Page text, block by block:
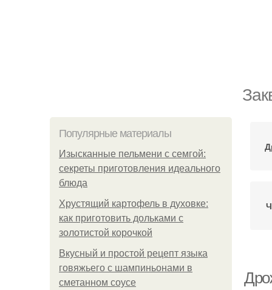
Популярные материалы
Изысканные пельмени с семгой:
секреты приготовления идеального
блюда
Хрустящий картофель в духовке:
как приготовить дольками с
золотистой корочкой
Вкусный и простой рецепт языка
говяжьего с шампиньонами в
сметанном соусе